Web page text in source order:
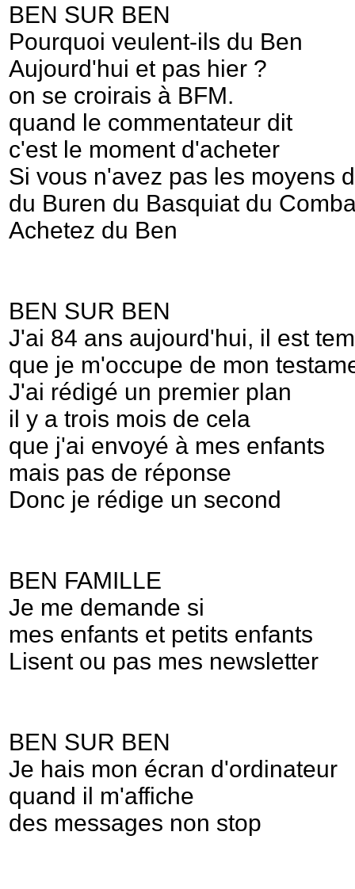
BEN SUR BEN
Pourquoi veulent-ils du Ben
Aujourd'hui et pas hier ?
on se croirais à BFM.
quand le commentateur dit
c'est le moment d'acheter
Si vous n'avez pas les moyens
du Buren du Basquiat du
Achetez du Ben
BEN SUR BEN
J'ai 84 ans aujourd'hui, il est
que je m'occupe de mon
J'ai rédigé un premier plan
il y a trois mois de cela
que j'ai envoyé à mes enfants
mais pas de réponse
Donc je rédige un second
BEN FAMILLE
Je me demande si
mes enfants et petits enfants
Lisent ou pas mes newsletter
BEN SUR BEN
Je hais mon écran d'ordinateur
quand il m'affiche
des messages non stop